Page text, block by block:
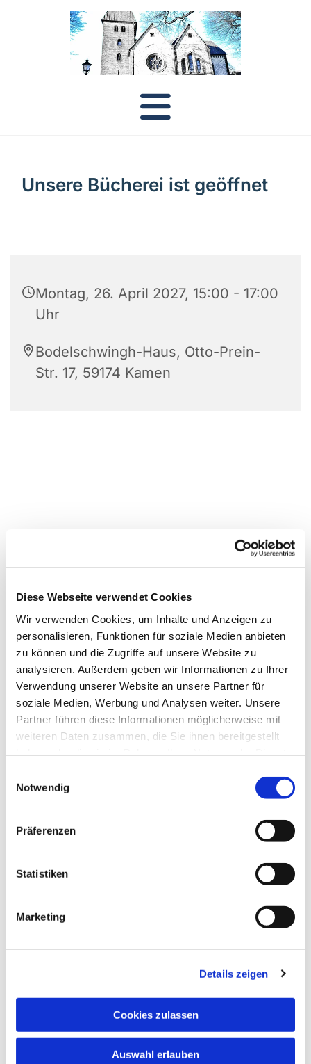
Diese Webseite verwendet Cookies
Wir verwenden Cookies, um Inhalte und Anzeigen zu
personalisieren, Funktionen für soziale Medien anbieten
zu können und die Zugriffe auf unsere Website zu
analysieren. Außerdem geben wir Informationen zu Ihrer
Verwendung unserer Website an unsere Partner für
soziale Medien, Werbung und Analysen weiter. Unsere
Partner führen diese Informationen möglicherweise mit
weiteren Daten zusammen, die Sie ihnen bereitgestellt
Notwendig
Präferenzen
Statistiken
Marketing
Details zeigen
Cookies zulassen
Auswahl erlauben
Unsere Bücherei ist geöffnet
Montag, 26. April 2027, 15:00 - 17:00
Uhr
Bodelschwingh-Haus, Otto-Prein-
Str. 17, 59174 Kamen
Dies könnte Sie auch
interessieren